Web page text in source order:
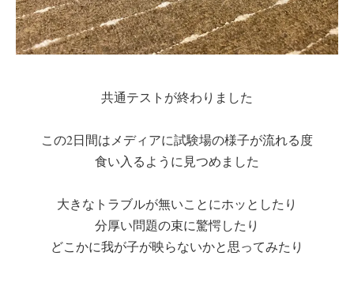
共通テストが終わりました
この2日間はメディアに試験場の様子が流れる度
食い入るように見つめました
大きなトラブルが無いことにホッとしたり
分厚い問題の束に驚愕したり
どこかに我が子が映らないかと思ってみたり